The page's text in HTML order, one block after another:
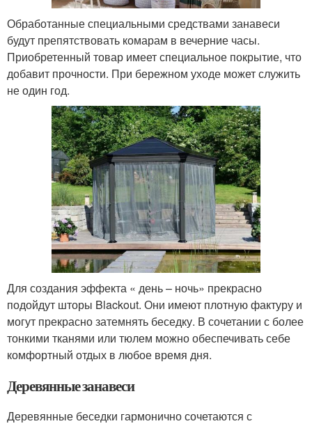
Обработанные специальными средствами занавеси
будут препятствовать комарам в вечерние часы.
Приобретенный товар имеет специальное покрытие, что
добавит прочности. При бережном уходе может служить
не один год.
Для создания эффекта « день – ночь» прекрасно
подойдут шторы Blackout. Они имеют плотную фактуру и
могут прекрасно затемнять беседку. В сочетании с более
тонкими тканями или тюлем можно обеспечивать себе
комфортный отдых в любое время дня.
Деревянные занавеси
Деревянные беседки гармонично сочетаются с